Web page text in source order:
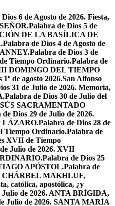
6 de Agosto de 2026. Fiesta,
Palabra de Dios 5 de
DE LA BASÍLICA DE
Palabra de Dios 4 de Agosto de
Palabra de Dios 3 de
Tiempo Ordinario.Palabra de
DOMINGO DEL TIEMPO
de agosto 2026.San Alfonso
31 de Julio de 2026. Memoria,
Palabra de Dios 30 de Julio del
SACRAMENTADO
Dios 29 de Julio de 2026.
LÁZARO.Palabra de Dios 28 de
Tiempo Ordinario.Palabra de
XVII de Tiempo
Julio de 2026. XVII
Palabra de Dios 25
APÓSTOL.Palabra de
CHÁRBEL MAKHLUF,
católica, apostólica, ¿y
Julio de 2026. ANTA BRÍGIDA,
Julio de 2026. SANTA MARÍA